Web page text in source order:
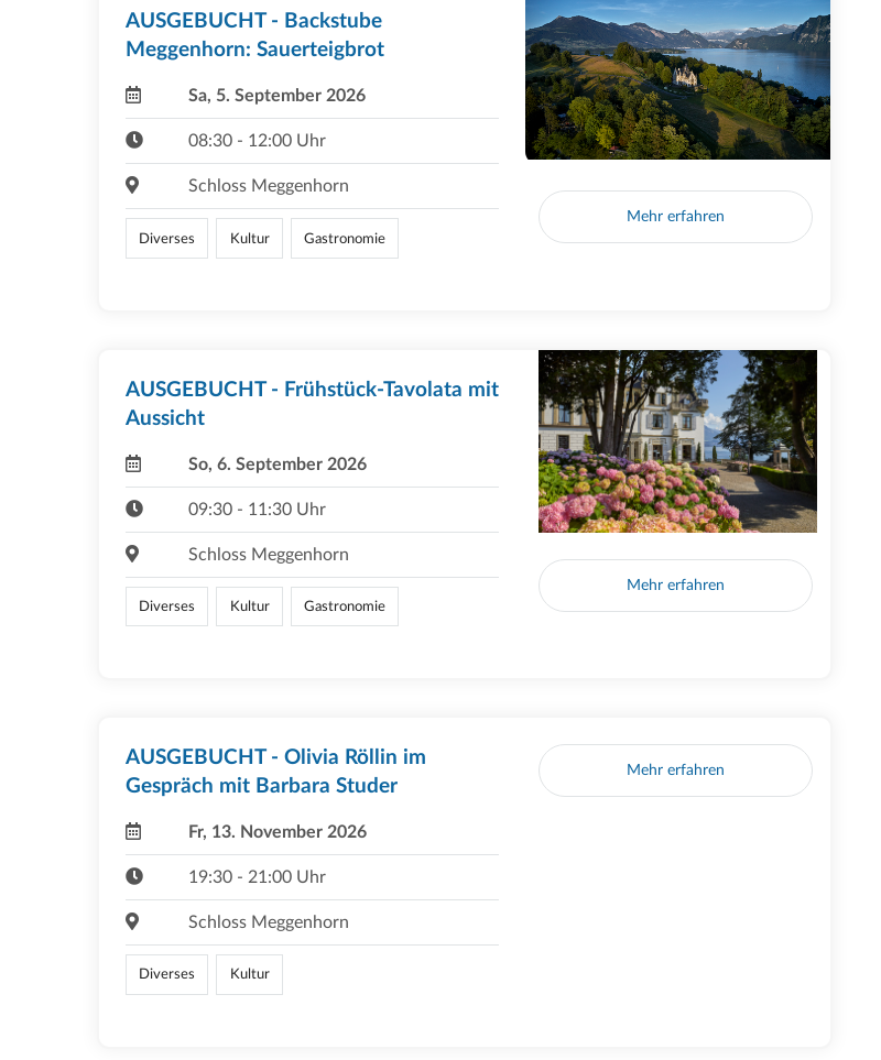
AUSGEBUCHT - Backstube
Meggenhorn: Sauerteigbrot
Sa, 5. September 2026
08:30 - 12:00 Uhr
Schloss Meggenhorn
Diverses Kultur Gastronomie
Mehr erfahren
AUSGEBUCHT - Frühstück-Tavolata mit
Aussicht
So, 6. September 2026
09:30 - 11:30 Uhr
Schloss Meggenhorn
Diverses Kultur Gastronomie
Mehr erfahren
AUSGEBUCHT - Olivia Röllin im
Gespräch mit Barbara Studer
Fr, 13. November 2026
19:30 - 21:00 Uhr
Schloss Meggenhorn
Diverses Kultur
Mehr erfahren